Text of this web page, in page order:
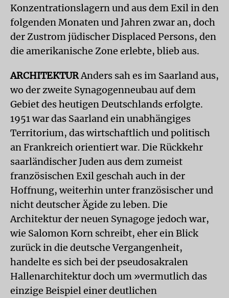
Konzentrationslagern und aus dem Exil in den
folgenden Monaten und Jahren zwar an, doch
der Zustrom jüdischer Displaced Persons, den
die amerikanische Zone erlebte, blieb aus.
ARCHITEKTURAnders sah es im Saarland aus,
wo der zweite Synagogenneubau auf dem
Gebiet des heutigen Deutschlands erfolgte.
1951 war das Saarland ein unabhängiges
Territorium, das wirtschaftlich und politisch
an Frankreich orientiert war. Die Rückkehr
saarländischer Juden aus dem zumeist
französischen Exil geschah auch in der
Hoffnung, weiterhin unter französischer und
nicht deutscher Ägide zu leben. Die
Architektur der neuen Synagoge jedoch war,
wie Salomon Korn schreibt, eher ein Blick
zurück in die deutsche Vergangenheit,
handelte es sich bei der pseudosakralen
Hallenarchitektur doch um »vermutlich das
einzige Beispiel einer deutlichen